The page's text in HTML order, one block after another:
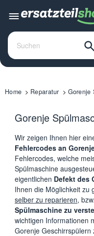
Home Reparatur Gorenje
Gorenje
Wir zeigen Ihnen hier
Fehlercodes an
Fehlercodes, welche
Spülmaschine
eigentlichen Defekt des
Ihnen die Möglichkeit zu
selber zu reparieren,
Spülmaschine zu
wichtigen Informationen
Gorenje